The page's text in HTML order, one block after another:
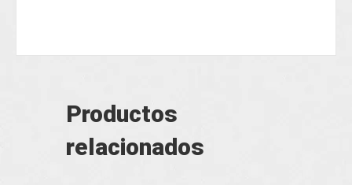
Productos
relacionados